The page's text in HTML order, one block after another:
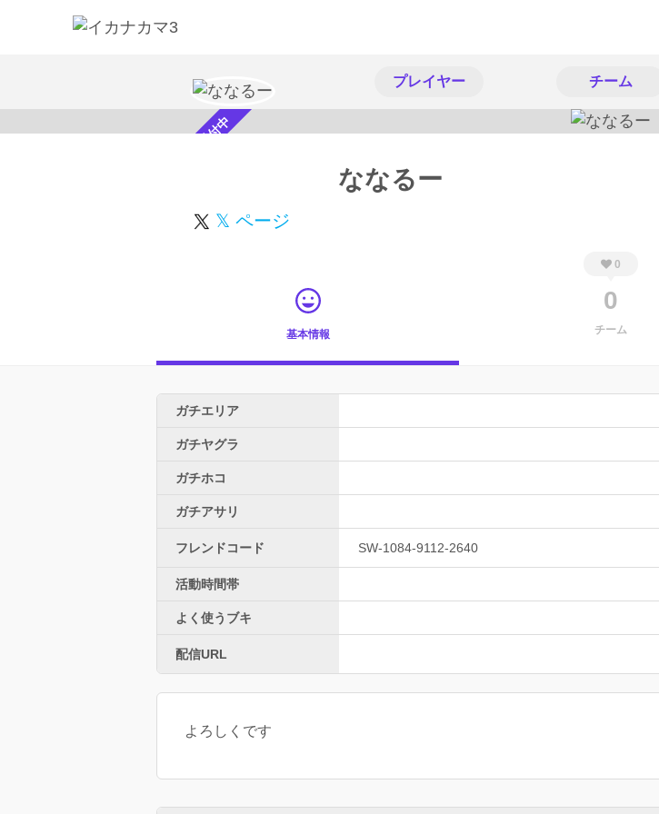
プレイヤー チーム
スカウト受付中 ななるー
𝕏 ページ
基本情報
0
0
チーム
ガチエリア
ガチヤグラ
ガチホコ
ガチアサリ
フレンドコード SW-1084-9112-2640
活動時間帯
よく使うブキ
配信URL
よろしくです